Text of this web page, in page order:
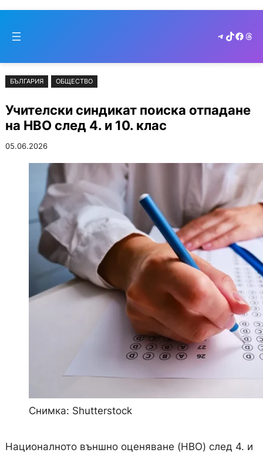
съдържанието
to
Telegram
TikTok
БЪЛГАРИЯ ОБЩЕСТВО
Учителски синдикат поиска отпадане
на НВО след 4. и 10. клас
05.06.2026
Снимка: Shutterstock
Националното външно оценяване (НВО) след 4. и